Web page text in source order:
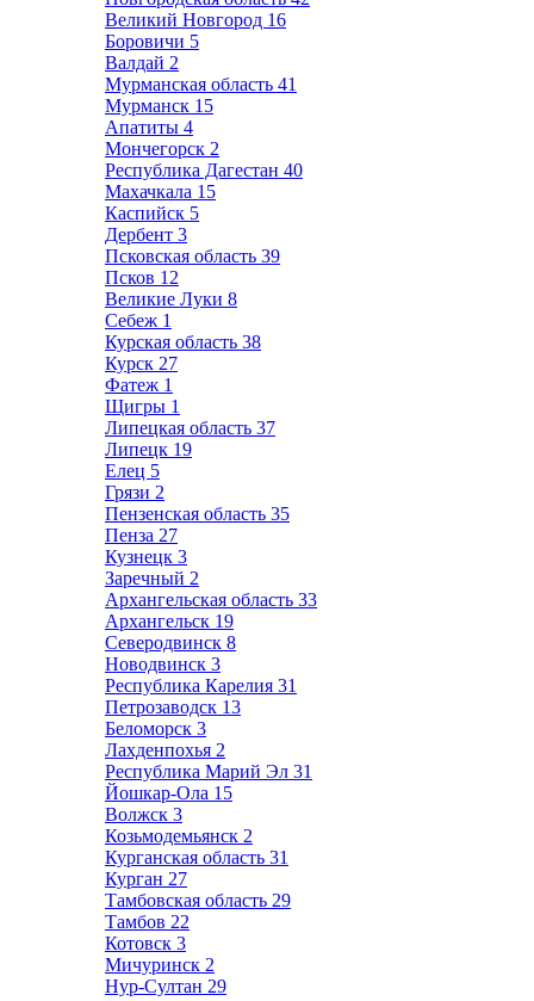
Великий Новгород 16
Боровичи 5
Валдай 2
Мурманская область 41
Мурманск 15
Апатиты 4
Мончегорск 2
Республика Дагестан 40
Махачкала 15
Каспийск 5
Дербент 3
Псковская область 39
Псков 12
Великие Луки 8
Себеж 1
Курская область 38
Курск 27
Фатеж 1
Щигры 1
Липецкая область 37
Липецк 19
Елец 5
Грязи 2
Пензенская область 35
Пенза 27
Кузнецк 3
Заречный 2
Архангельская область 33
Архангельск 19
Северодвинск 8
Новодвинск 3
Республика Карелия 31
Петрозаводск 13
Беломорск 3
Лахденпохья 2
Республика Марий Эл 31
Йошкар-Ола 15
Волжск 3
Козьмодемьянск 2
Курганская область 31
Курган 27
Тамбовская область 29
Тамбов 22
Котовск 3
Мичуринск 2
Нур-Султан 29